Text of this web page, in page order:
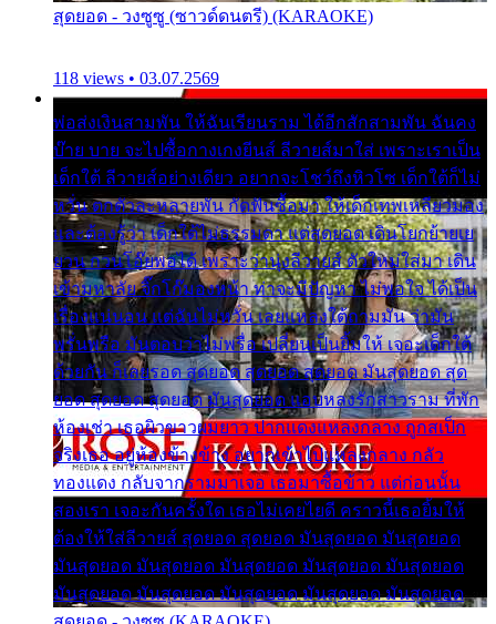
สุดยอด - วงซูซู (ซาวด์ดนตรี) (KARAOKE)
118 views • 03.07.2569
พ่อส่งเงินสามพัน ให้ฉันเรียนราม ได้อีกสักสามพัน ฉันคง
บ๊าย บาย จะไปซื้อกางเกงยีนส์ ลีวายส์มาใส่ เพราะเราเป็น
เด็กใต้ ลีวายส์อย่างเดียว อยากจะโชว์ถึงหิวโซ เด็กใต้ก็ไม่
หวั่น ตกตัวละหลายพัน กัดฟันซื้อมา ให้เด็กเทพเหลียวมอง
และต้องรู้ว่า เด็กใต้ไม่ธรรมดา แต่สุดยอด เดินโยกย้ายเย
ยวน กวนโอ๊ยพอได้ เพราะว่านุ่งลีวายส์ ตัวใหม่ใส่มา เดิน
เข้ามหาลัย จิ๊กโก๊มองหน้า ท่าจะมีปัญหา ไม่พอใจ ได้เป็น
เรื่องแน่นอน แต่ฉันไม่หวั่น เลยแหลงใต้ถามมัน ว่ามัน
พรั่นพรือ มันตอบว่าไม่พรื่อ เปลี่ยนเป็นยิ้มให้ เจอะเด็กใต้
ด้วยกัน ก็เลยรอด สุดยอด สุดยอด สุดยอด มันสุดยอด สุด
ยอด สุดยอด สุดยอด มันสุดยอด แอบหลงรักสาวราม ที่พัก
ห้องเช่า เธอผิวขาวผมยาว ปากแดงแหลงกลาง ถูกสเป็ก
จริงเธอ อยู่ห้องข้างข้าง อยากเข้าไปแหลงกลาง กลัว
ทองแดง กลับจากรามมาเจอ เธอมาซื้อข้าว แต่ก่อนนั้น
สองเรา เจอะกันครั้งใด เธอไม่เคยไยดี คราวนี้เธอยิ้มให้
ต้องให้ใส่ลีวายส์ สุดยอด สุดยอด มันสุดยอด มันสุดยอด
มันสุดยอด มันสุดยอด มันสุดยอด มันสุดยอด มันสุดยอด
มันสุดยอด มันสุดยอด มันสุดยอด มันสุดยอด มันสุดยอด